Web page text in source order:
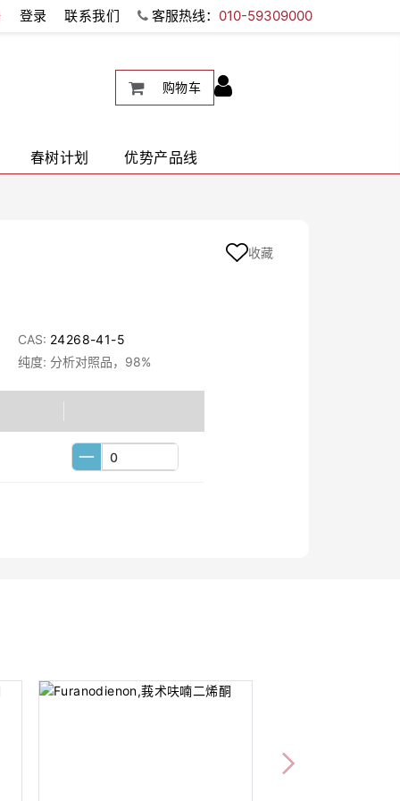
登录 联系我们 客服热线： 010-59309000
购物车
春树计划 优势产品线
CAS: 24268-41-5
纯度: 分析对照品，98%
收藏